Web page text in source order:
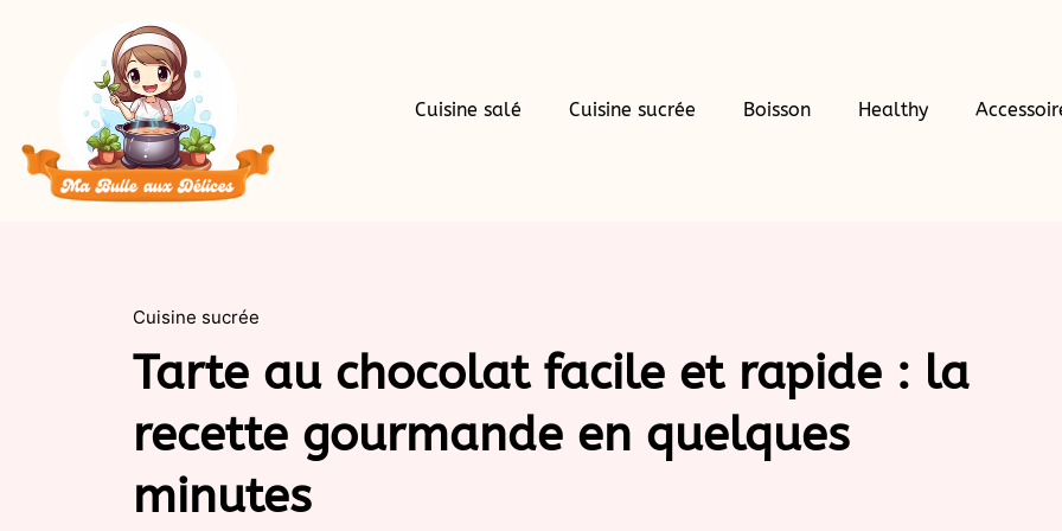
Cuisine salé Cuisine sucrée Boisson Healthy
Cuisine sucrée
Tarte au chocolat facile et rapide : la
recette gourmande en quelques
minutes